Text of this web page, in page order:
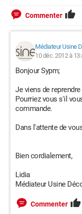
Commenter
Médiateur Usine
10 déc. 2012 à
Bonjour Sypm;
Je viens de
Pourriez vous s'il
commande.
Dans l'attente de
Bien cordialement,
Lidia
Médiateur Usine
Commenter